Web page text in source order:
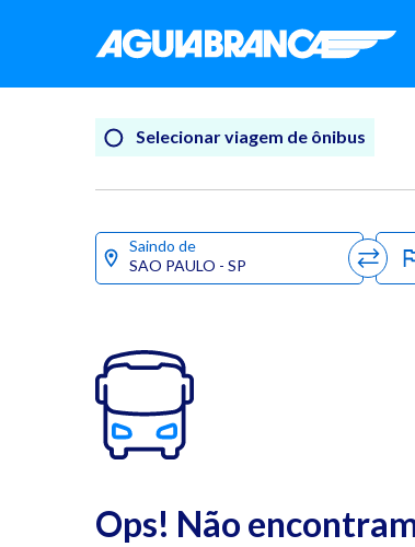
Selecionar viagem de ônibus
Saindo de
Ops! Não